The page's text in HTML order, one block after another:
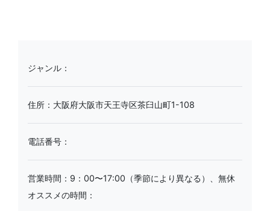
ジャンル：
住所：大阪府大阪市天王寺区茶臼山町1-108
電話番号：
営業時間：9：00〜17:00（季節により異なる）、無休
オススメの時間：